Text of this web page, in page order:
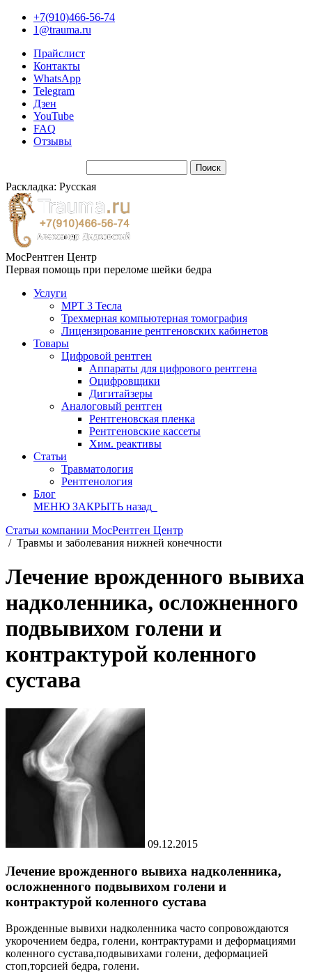
+7(910)466-56-74
1@trauma.ru
Прайслист
Контакты
WhatsApp
Telegram
Дзен
YouTube
FAQ
Отзывы
Раскладка: Русская
МосРентген Центр
Первая помощь при переломе шейки бедра
Услуги
МРТ 3 Тесла
Трехмерная компьютерная томография
Лицензирование рентгеновских кабинетов
Товары
Цифровой рентген
Аппараты для цифрового рентгена
Оцифровщики
Дигитайзеры
Аналоговый рентген
Рентгеновская пленка
Рентгеновские кассеты
Хим. реактивы
Статьи
Травматология
Рентгенология
Блог
МЕНЮ ЗАКРЫТЬ назад
Статьи компании МосРентген Центр
/ Травмы и заболевания нижней конечности
Лечение врожденного вывиха
надколенника, осложненного
подвывихом голени и
контрактурой коленного
сустава
09.12.2015
Лечение врожденного вывиха надколенника,
осложненного подвывихом голени и
контрактурой коленного сустава
Врожденные вывихи надколенника часто сопровождаются
укорочением бедра, голени, контрактурами и деформациями
коленного сустава,подвывихами голени, деформацией
стоп,торсией бедра, голени.